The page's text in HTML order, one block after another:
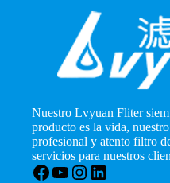
Nuestro Lvyuan Fliter
producto es la vida,
profesional y atento filtro
servicios para nuestros
Facebook
YouTube
Instagram
LinkedIn